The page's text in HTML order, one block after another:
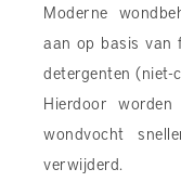
Moderne
aan op basis van
detergenten (niet-
Hierdoor
wondvocht
verwijderd.